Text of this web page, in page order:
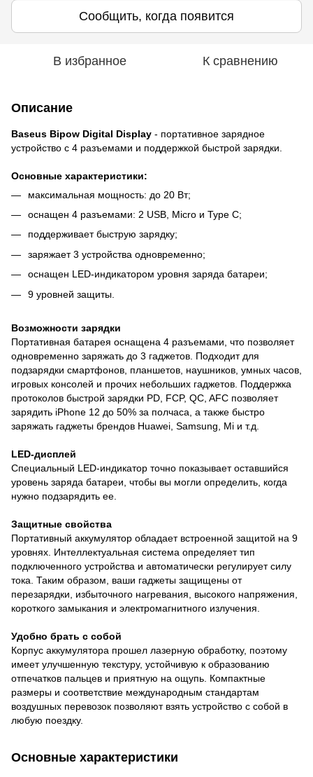
Сообщить, когда появится
В избранное К сравнению
Описание
Baseus Bipow Digital Display - портативное зарядное
устройство с 4 разъемами и поддержкой быстрой зарядки.
Основные характеристики:
максимальная мощность: до 20 Вт;
оснащен 4 разъемами: 2 USB, Micro и Type C;
поддерживает быструю зарядку;
заряжает 3 устройства одновременно;
оснащен LED-индикатором уровня заряда батареи;
9 уровней защиты.
Возможности зарядки
Портативная батарея оснащена 4 разъемами, что позволяет
одновременно заряжать до 3 гаджетов. Подходит для
подзарядки смартфонов, планшетов, наушников, умных часов,
игровых консолей и прочих небольших гаджетов. Поддержка
протоколов быстрой зарядки PD, FCP, QC, AFC позволяет
зарядить iPhone 12 до 50% за полчаса, а также быстро
заряжать гаджеты брендов Huawei, Samsung, Mi и т.д.
LED-дисплей
Специальный LED-индикатор точно показывает оставшийся
уровень заряда батареи, чтобы вы могли определить, когда
нужно подзарядить ее.
Защитные свойства
Портативный аккумулятор обладает встроенной защитой на 9
уровнях. Интеллектуальная система определяет тип
подключенного устройства и автоматически регулирует силу
тока. Таким образом, ваши гаджеты защищены от
перезарядки, избыточного нагревания, высокого напряжения,
короткого замыкания и электромагнитного излучения.
Удобно брать с собой
Корпус аккумулятора прошел лазерную обработку, поэтому
имеет улучшенную текстуру, устойчивую к образованию
отпечатков пальцев и приятную на ощупь. Компактные
размеры и соответствие международным стандартам
воздушных перевозок позволяют взять устройство с собой в
любую поездку.
Основные характеристики